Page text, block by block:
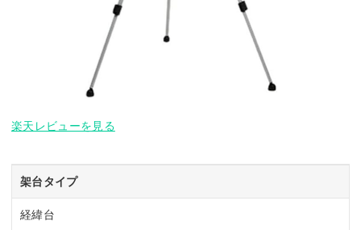
楽天レビューを見る
架台タイプ
経緯台